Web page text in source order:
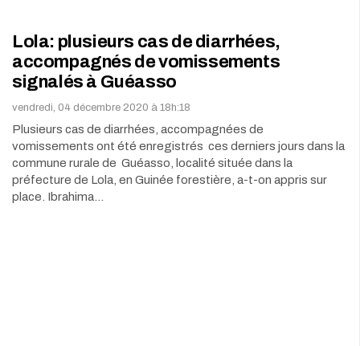
Lola: plusieurs cas de diarrhées,
accompagnés de vomissements
signalés à Guéasso
vendredi, 04 décembre 2020 à 18h:18
Plusieurs cas de diarrhées, accompagnées de
vomissements ont été enregistrés ces derniers jours dans la
commune rurale de Guéasso, localité située dans la
préfecture de Lola, en Guinée forestière, a-t-on appris sur
place. Ibrahima…